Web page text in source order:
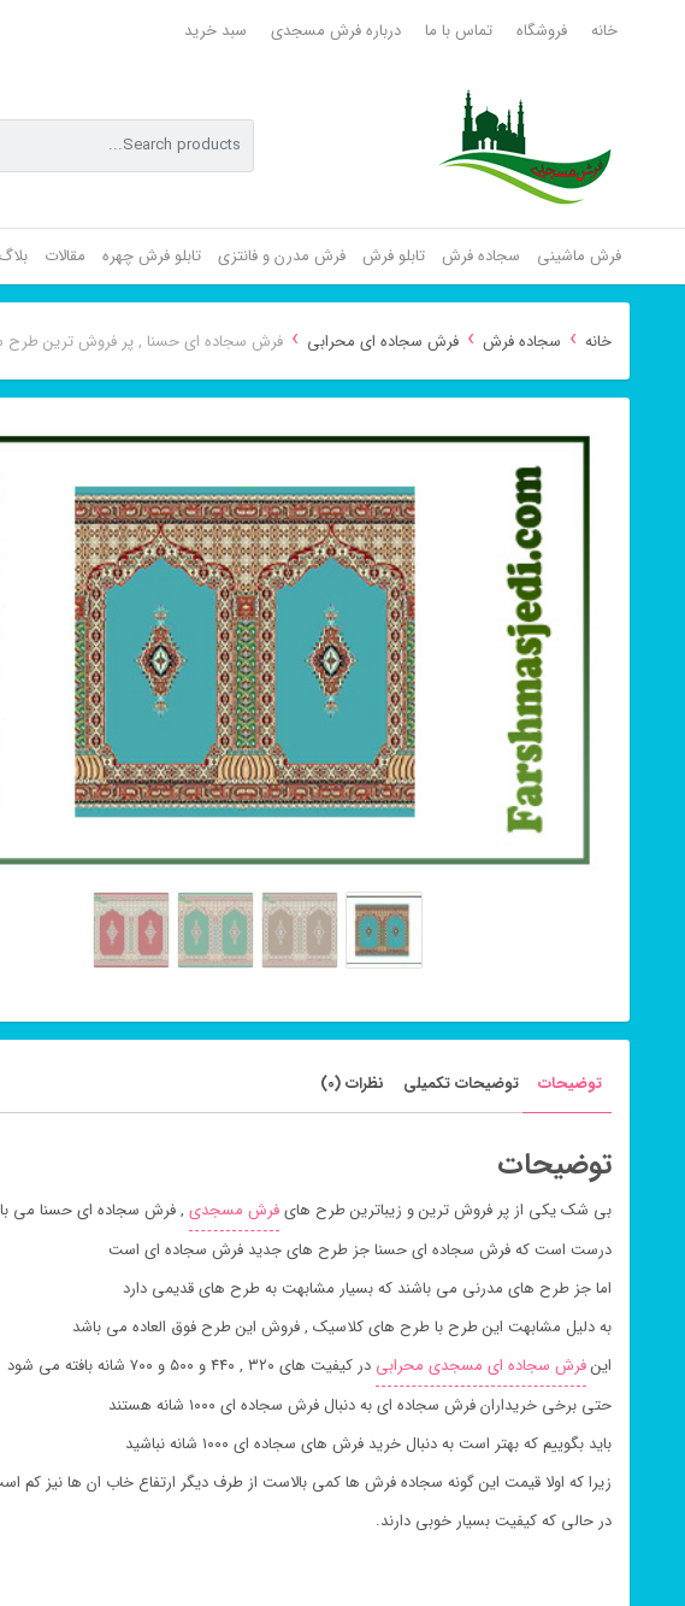
خانه فروشگاه تماس با ما درباره فرش مسجدی سبد خرید
فرش ماشینی سجاده فرش تابلو فرش فرش مدرن و فانتزی تابلو فرش چهره مقالات
خانه › سجاده فرش › فرش سجاده ای محرابی › فرش سجاده ای حسنا , پر فروش ترین طرح
توضیحات توضیحات تکمیلی نظرات (0)
توضیحات
بی شک یکی از پر فروش ترین و زیباترین طرح هایفرش مسجدی , فرش سجاده ای حسنا می
درست است که فرش سجاده ای حسنا جز طرح های جدید فرش سجاده ای است
اما جز طرح های مدرنی می باشند که بسیار مشابهت به طرح های قدیمی دارد
به دلیل مشابهت این طرح با طرح های کلاسیک , فروش این طرح فوق العاده می باشد
اینفرش سجاده ای مسجدی محرابی در کیفیت های ۳۲۰ , ۴۴۰ و ۵۰۰ و ۷۰۰ شانه بافته می شود
حتی برخی خریداران فرش سجاده ای به دنبال فرش سجاده ای ۱۰۰۰ شانه هستند
باید بگوییم که بهتر است به دنبال خرید فرش های سجاده ای ۱۰۰۰ شانه نباشید
زیرا که اولا قیمت این گونه سجاده فرش ها کمی بالاست از طرف دیگر ارتفاع خاب ان ها نیز کم
در حالی که کیفیت بسیار خوبی دارند.